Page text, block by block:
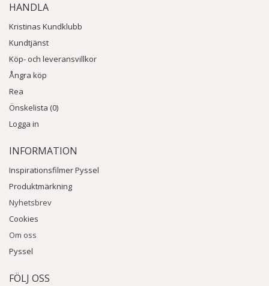
HANDLA
Kristinas Kundklubb
Kundtjänst
Köp- och leveransvillkor
Ångra köp
Rea
Önskelista (0)
Logga in
INFORMATION
Inspirationsfilmer Pyssel
Produktmärkning
Nyhetsbrev
Cookies
Om oss
Pyssel
FÖLJ OSS